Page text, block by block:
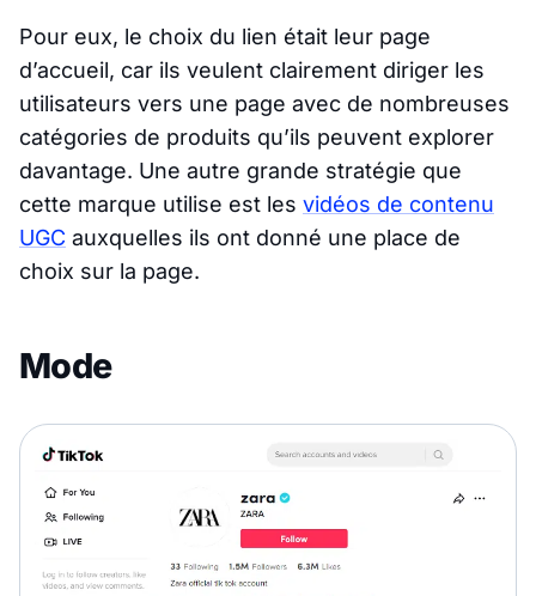
Pour eux, le choix du lien était leur page
d’accueil, car ils veulent clairement diriger les
utilisateurs vers une page avec de nombreuses
catégories de produits qu’ils peuvent explorer
davantage. Une autre grande stratégie que
cette marque utilise est les vidéos de contenu
UGC auxquelles ils ont donné une place de
choix sur la page.
Mode